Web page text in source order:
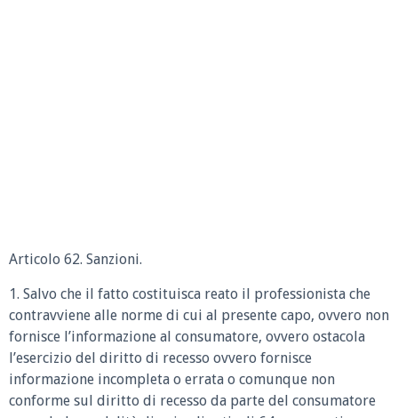
Articolo 62. Sanzioni.
1. Salvo che il fatto costituisca reato il professionista che
contravviene alle norme di cui al presente capo, ovvero non
fornisce l’informazione al consumatore, ovvero ostacola
l’esercizio del diritto di recesso ovvero fornisce
informazione incompleta o errata o comunque non
conforme sul diritto di recesso da parte del consumatore